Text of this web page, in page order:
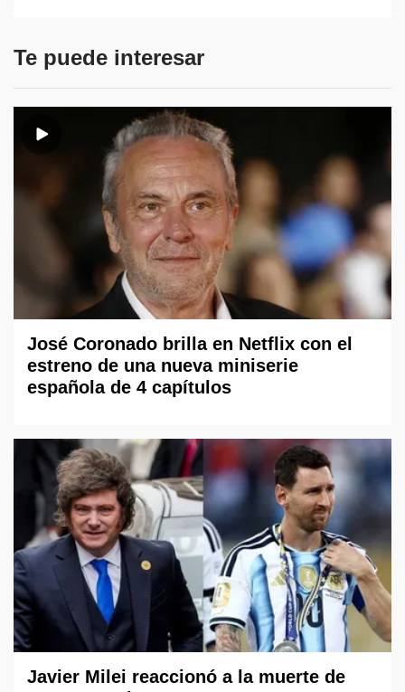
Te puede interesar
José Coronado brilla en Netflix con el
estreno de una nueva miniserie
española de 4 capítulos
Javier Milei reaccionó a la muerte de